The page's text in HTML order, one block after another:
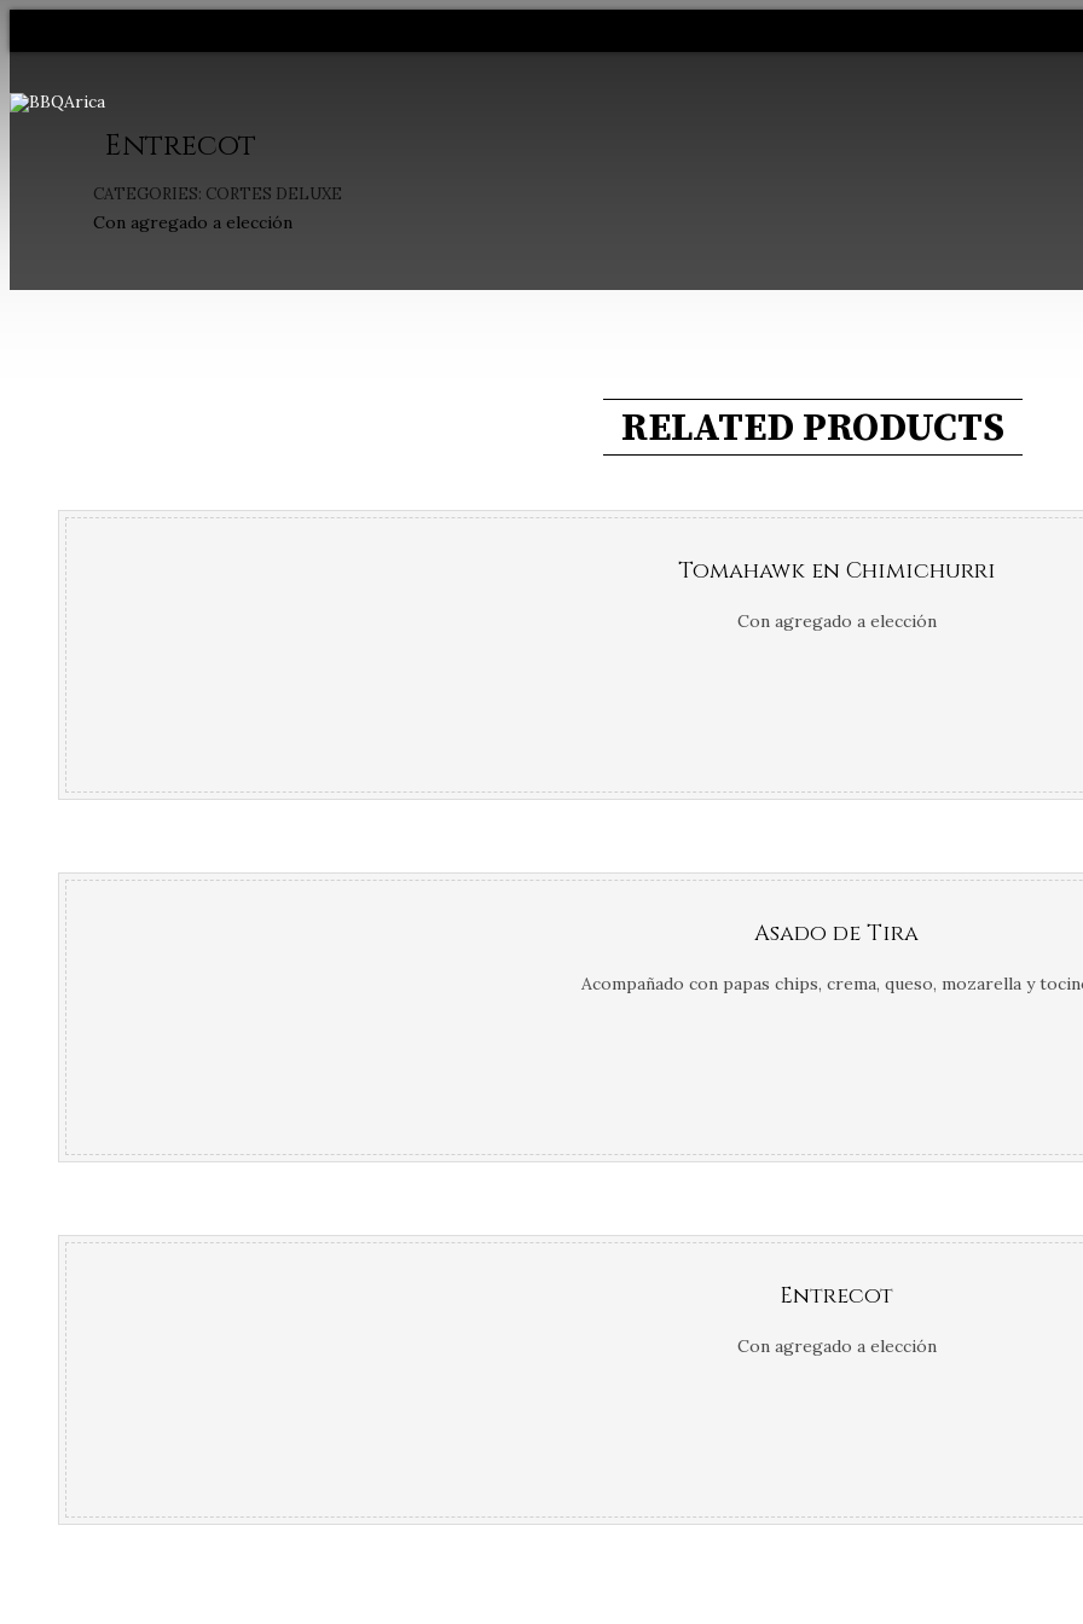
Entrecot
CATEGORIES: CORTES DELUXE
Con agregado a elección
RELATED PRODUCTS
Tomahawk en Chimichurri
Con agregado a elección
Asado de Tira
Acompañado con papas chips, crema, queso, mozarella y
Entrecot
Con agregado a elección